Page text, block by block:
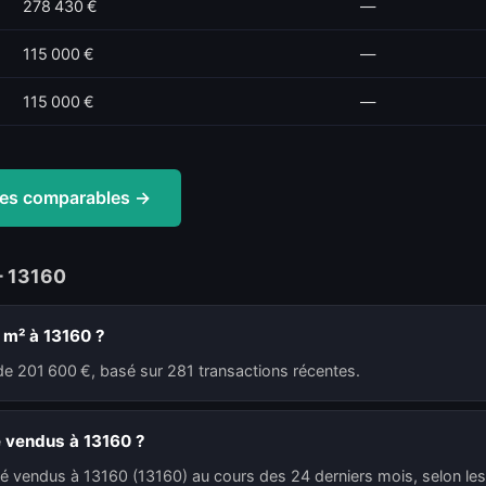
278 430 € —
115 000 € —
115 000 € —
comparables →
13160
à 13160 ?
201 600 €, basé sur 281 transactions récentes.
à 13160 ?
vendus à 13160 (13160) au cours des 24 derniers mois, selon